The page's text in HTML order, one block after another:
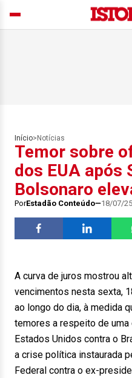
Início> Notícias
Temor sobre
dos EUA após
Bolsonaro
PorEstadão Conteúdo 18/07/
A curva de juros mostrou
vencimentos nesta sexta,
ao longo do dia, à medida
temores a respeito de
Estados Unidos contra o
a crise política instaurada
Federal contra o ex-